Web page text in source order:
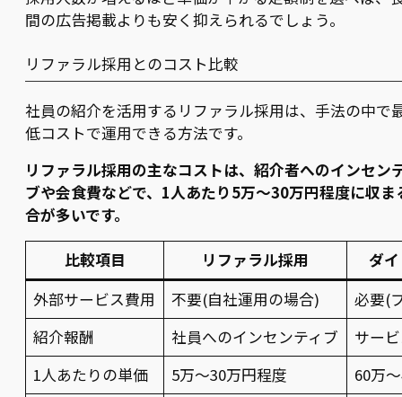
間の広告掲載よりも安く抑えられるでしょう。
リファラル採用とのコスト比較
社員の紹介を活用するリファラル採用は、手法の中で
低コストで運用できる方法です。
リファラル採用の主なコストは、紹介者へのインセン
ブや会食費などで、1人あたり5万〜30万円程度に収ま
合が多いです。
比較項目 リファラル採用
ダ
外部サービス費用
不要(自社運用の場合)
必要(
紹介報酬
社員へのインセンティブ
サー
1人あたりの単価
5万〜30万円程度
60万